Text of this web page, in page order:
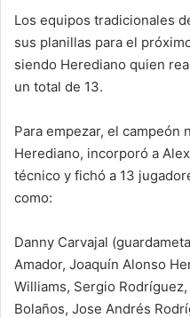
Los equipos tradicionales
sus planillas para el
siendo Herediano quien
un total de 13.
Para empezar, el campeón
Herediano, incorporó a
técnico y fichó a 13
como:
Danny Carvajal
Amador, Joaquín Alonso
Williams, Sergio
Bolaños, Jose Andrés